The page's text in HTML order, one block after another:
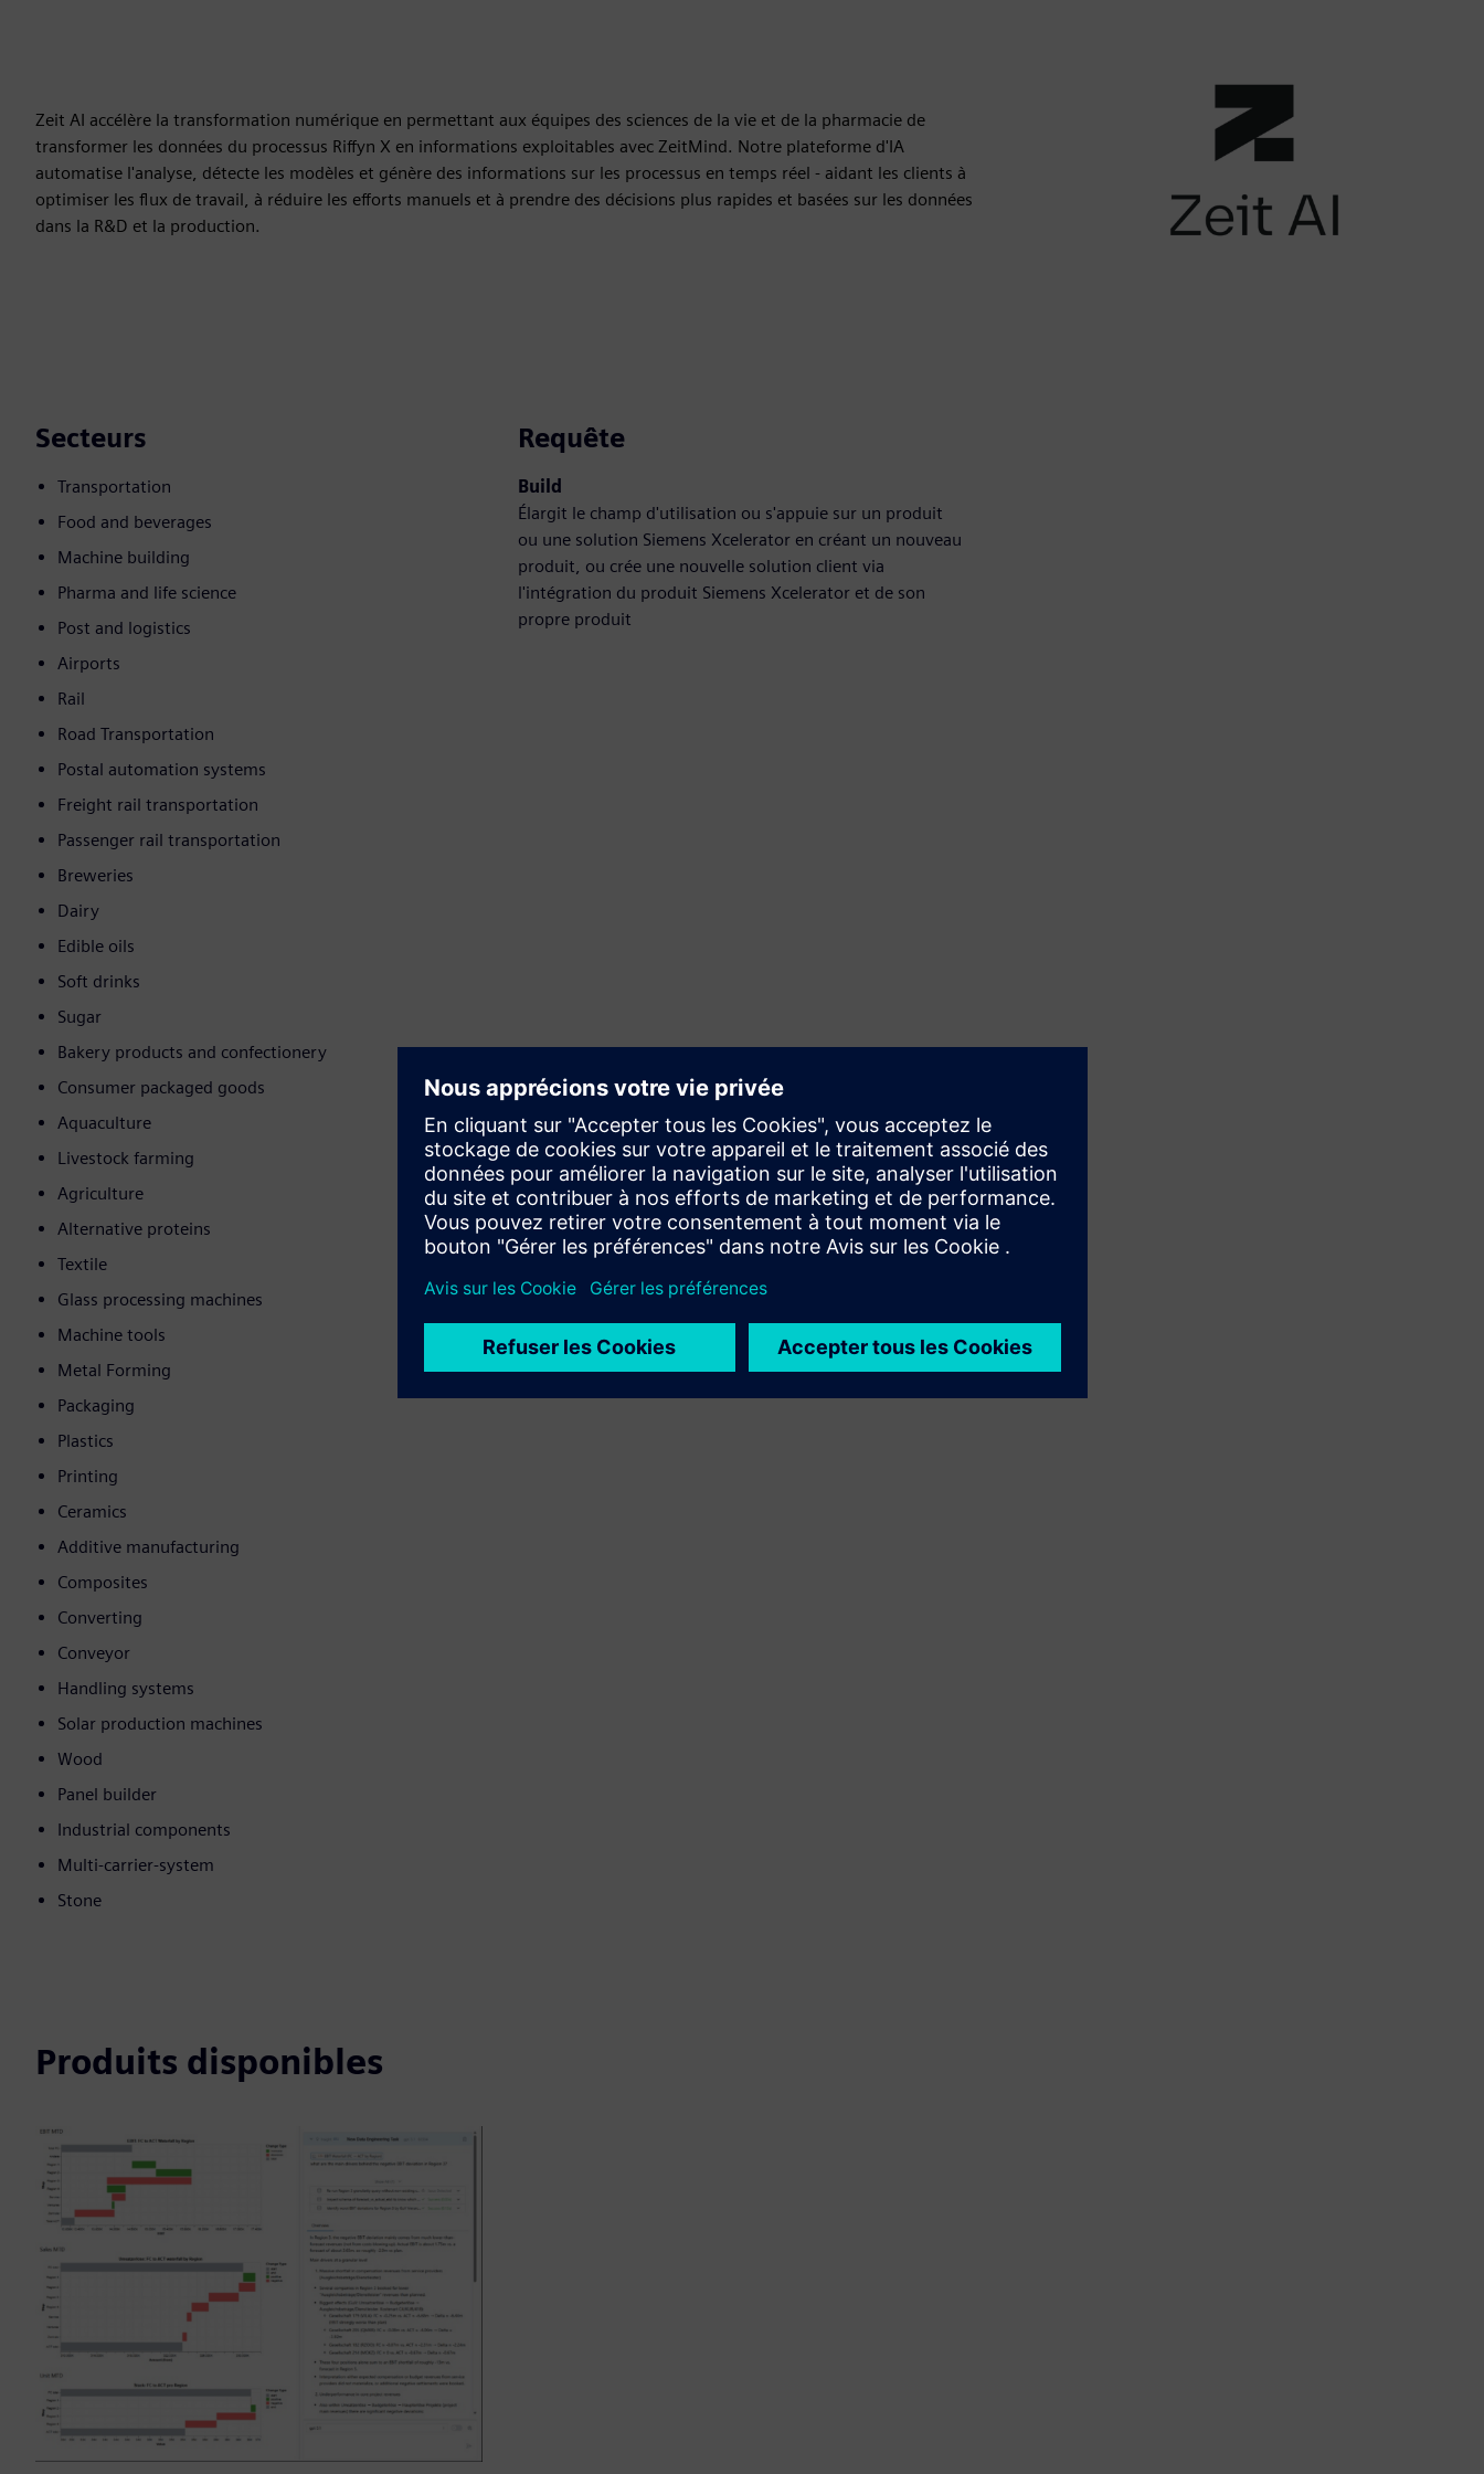
Zeit AI accélère la transformation numérique en permettant aux équipes des sciences de la vie et de la pharmacie de
transformer les données du processus Riffyn X en informations exploitables avec ZeitMind. Notre plateforme d'IA
automatise l'analyse, détecte les modèles et génère des informations sur les processus en temps réel - aidant les clients à
optimiser les flux de travail, à réduire les efforts manuels et à prendre des décisions plus rapides et basées sur les données
dans la R&D et la production.
Secteurs
Transportation
Food and beverages
Machine building
Pharma and life science
Post and logistics
Airports
Rail
Road Transportation
Postal automation systems
Freight rail transportation
Passenger rail transportation
Breweries
Dairy
Edible oils
Soft drinks
Sugar
Bakery products and confectionery
Consumer packaged goods
Aquaculture
Livestock farming
Agriculture
Alternative proteins
Textile
Glass processing machines
Machine tools
Metal Forming
Packaging
Plastics
Printing
Ceramics
Additive manufacturing
Composites
Converting
Conveyor
Handling systems
Solar production machines
Wood
Panel builder
Industrial components
Multi-carrier-system
Stone
Requête
Build
Élargit le champ d'utilisation ou s'appuie sur un produit
ou une solution Siemens Xcelerator en créant un nouveau
produit, ou crée une nouvelle solution client via
l'intégration du produit Siemens Xcelerator et de son
propre produit
Produits disponibles